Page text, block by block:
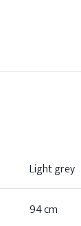
Light grey
94 cm